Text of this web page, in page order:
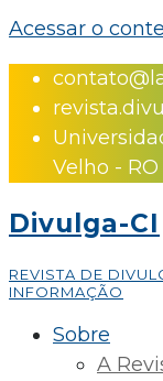
Acessar o
Skip
content
Velho - RO
Divulga-CI
REVISTA DE
INFORMAÇÃO
Sobre
A